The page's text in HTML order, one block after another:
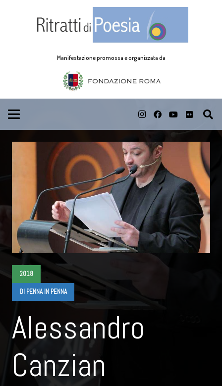
Manifestazione promossa e organizzata da
2018
DI PENNA IN PENNA
Alessandro
Canzian